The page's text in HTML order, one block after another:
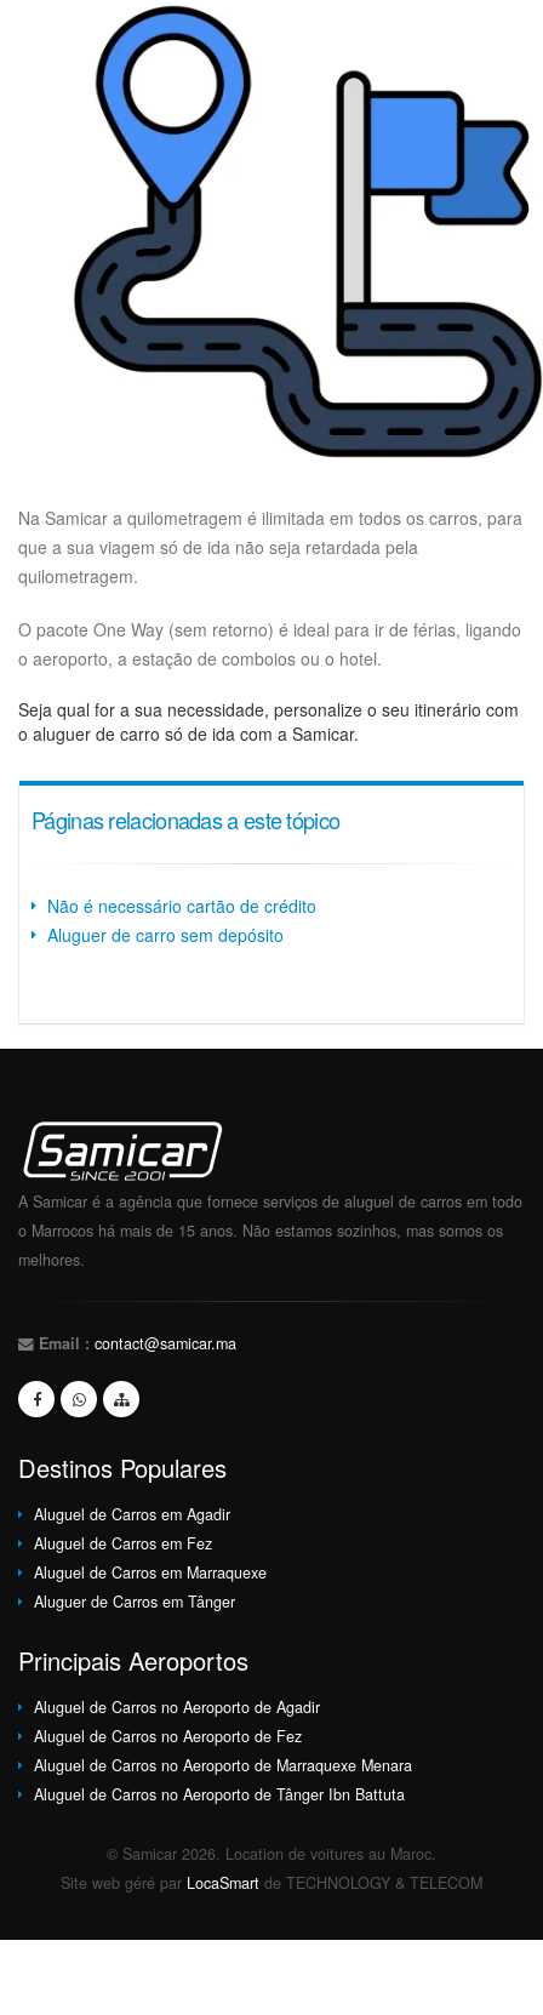
Na Samicar a quilometragem é ilimitada em todos os carros, para
que a sua viagem só de ida não seja retardada pela
quilometragem.
O pacote One Way (sem retorno) é ideal para ir de férias, ligando
o aeroporto, a estação de comboios ou o hotel.
Seja qual for a sua necessidade, personalize o seu itinerário com
o aluguer de carro só de ida com a Samicar.
Páginas relacionadas a este tópico
Não é necessário cartão de crédito
Aluguer de carro sem depósito
A Samicar é a agência que fornece serviços de aluguel de carros em todo
o Marrocos há mais de 15 anos. Não estamos sozinhos, mas somos os
melhores.
Email : contact@samicar.ma
Destinos Populares
Aluguel de Carros em Agadir
Aluguel de Carros em Fez
Aluguel de Carros em Marraquexe
Aluguer de Carros em Tânger
Principais Aeroportos
Aluguel de Carros no Aeroporto de Agadir
Aluguel de Carros no Aeroporto de Fez
Aluguel de Carros no Aeroporto de Marraquexe Menara
Aluguel de Carros no Aeroporto de Tânger Ibn Battuta
© Samicar 2026. Location de voitures au Maroc.
Site web géré par LocaSmart de TECHNOLOGY & TELECOM